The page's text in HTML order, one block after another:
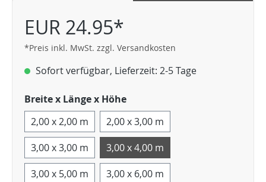
EUR 24.95*
*Preis inkl. MwSt. zzgl. Versandkosten
Sofort verfügbar, Lieferzeit: 2-5 Tage
Breite x Länge x Höhe
2,00 x 2,00 m
2,00 x 3,00 m
3,00 x 3,00 m
3,00 x 4,00 m
3,00 x 5,00 m
3,00 x 6,00 m